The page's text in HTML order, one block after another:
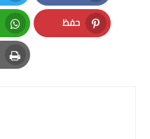
Facebook
حفظ
Pinterest